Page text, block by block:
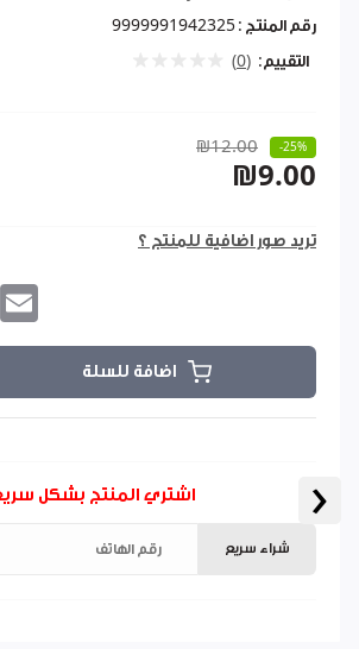
‹
رقم المنتج : 9999991942325
التقييم: (0)
₪12.00 -25%
₪9.00
تريد صور اضافية للمنتج ؟
Mastodon
اضافة للسلة
اشتري المنتج بشكل
شراء سريع